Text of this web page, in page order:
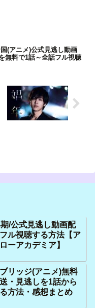
(アニメ)公式見逃し動画
無料で1話～全話フル視聴
/公式見逃し動画配
ル視聴する方法【ア
ーアカデミア】
リッジ(アニメ)無料
・見逃しを1話から
方法・感想まとめ